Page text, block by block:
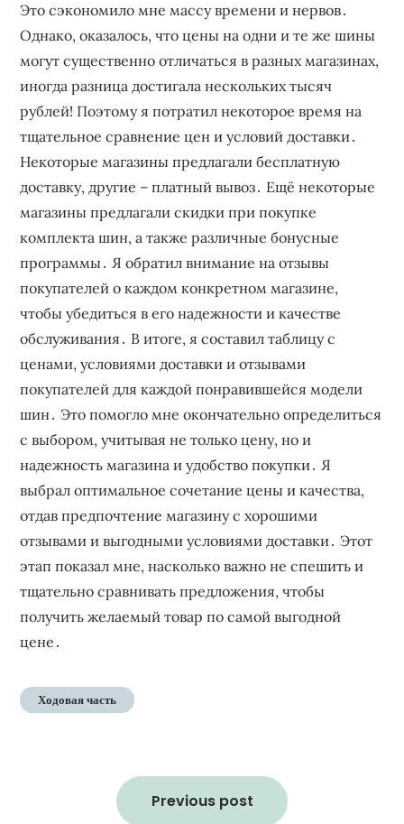
Это сэкономило мне массу времени и нервов․
Однако, оказалось, что цены на одни и те же шины
могут существенно отличаться в разных магазинах,
иногда разница достигала нескольких тысяч
рублей! Поэтому я потратил некоторое время на
тщательное сравнение цен и условий доставки․
Некоторые магазины предлагали бесплатную
доставку, другие – платный вывоз․ Ещё некоторые
магазины предлагали скидки при покупке
комплекта шин, а также различные бонусные
программы․ Я обратил внимание на отзывы
покупателей о каждом конкретном магазине,
чтобы убедиться в его надежности и качестве
обслуживания․ В итоге, я составил таблицу с
ценами, условиями доставки и отзывами
покупателей для каждой понравившейся модели
шин․ Это помогло мне окончательно определиться
с выбором, учитывая не только цену, но и
надежность магазина и удобство покупки․ Я
выбрал оптимальное сочетание цены и качества,
отдав предпочтение магазину с хорошими
отзывами и выгодными условиями доставки․ Этот
этап показал мне, насколько важно не спешить и
тщательно сравнивать предложения, чтобы
получить желаемый товар по самой выгодной
цене․
Ходовая часть
Previous post